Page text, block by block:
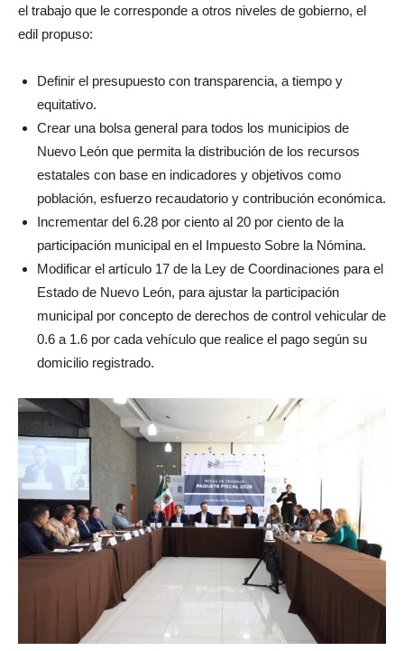
el trabajo que le corresponde a otros niveles de gobierno, el
edil propuso:
Definir el presupuesto con transparencia, a tiempo y
equitativo.
Crear una bolsa general para todos los municipios de
Nuevo León que permita la distribución de los recursos
estatales con base en indicadores y objetivos como
población, esfuerzo recaudatorio y contribución económica.
Incrementar del 6.28 por ciento al 20 por ciento de la
participación municipal en el Impuesto Sobre la Nómina.
Modificar el artículo 17 de la Ley de Coordinaciones para el
Estado de Nuevo León, para ajustar la participación
municipal por concepto de derechos de control vehicular de
0.6 a 1.6 por cada vehículo que realice el pago según su
domicilio registrado.